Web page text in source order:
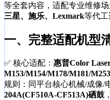
等全套内容，适配专业维修
三星、施乐、Lexmark等代工
一、 完整适配机型
✅ 核心适配： 惠普Color
M153/M154/M178/M181/
规则：同平台核心机械/成像/
204A(CF510A-CF513A)硒鼓